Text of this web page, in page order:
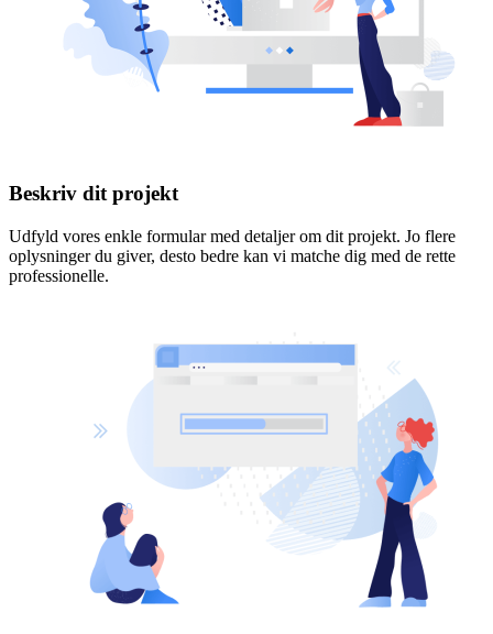
Beskriv dit projekt
Udfyld vores enkle formular med detaljer om dit projekt. Jo flere
oplysninger du giver, desto bedre kan vi matche dig med de rette
professionelle.